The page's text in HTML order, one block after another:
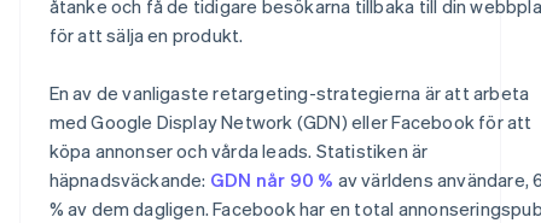
åtanke och få de tidigare besökarna tillbaka till din
för att sälja en produkt.
En av de vanligaste retargeting-strategierna är att arbeta
med Google Display Network (GDN) eller Facebook för att
köpa annonser och vårda leads. Statistiken är
häpnadsväckande: GDN når 90 % av världens användare,
% av dem dagligen. Facebook har en total